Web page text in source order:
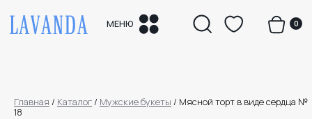
МЕНЮ
Главная / Каталог / Мужские букеты / Мясной торт в виде сердца №
18